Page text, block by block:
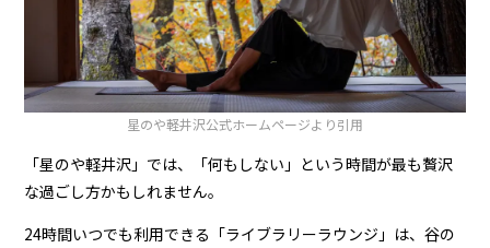
星のや軽井沢公式ホームページより引用
「星のや軽井沢」では、「何もしない」という時間が最も贅沢
な過ごし方かもしれません。
24時間いつでも利用できる「ライブラリーラウンジ」は、谷の